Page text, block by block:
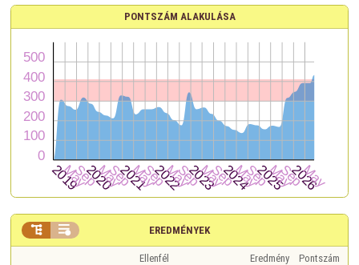
PONTSZÁM ALAKULÁSA
EREDMÉNYEK
 
Ellenfél Eredmény
Pontszám